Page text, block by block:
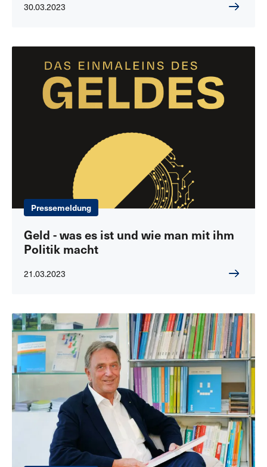
30.03.2023
Pressemeldung
Geld - was es ist und wie man mit ihm
Politik macht
21.03.2023